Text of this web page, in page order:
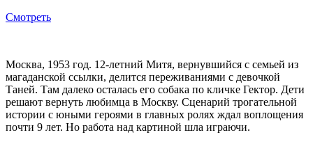
Смотреть
Москва, 1953 год. 12-летний Митя, вернувшийся с семьей из
магаданской ссылки, делится переживаниями с девочкой
Таней. Там далеко осталась его собака по кличке Гектор. Дети
решают вернуть любимца в Москву. Сценарий трогательной
истории с юными героями в главных ролях ждал воплощения
почти 9 лет. Но работа над картиной шла играючи.